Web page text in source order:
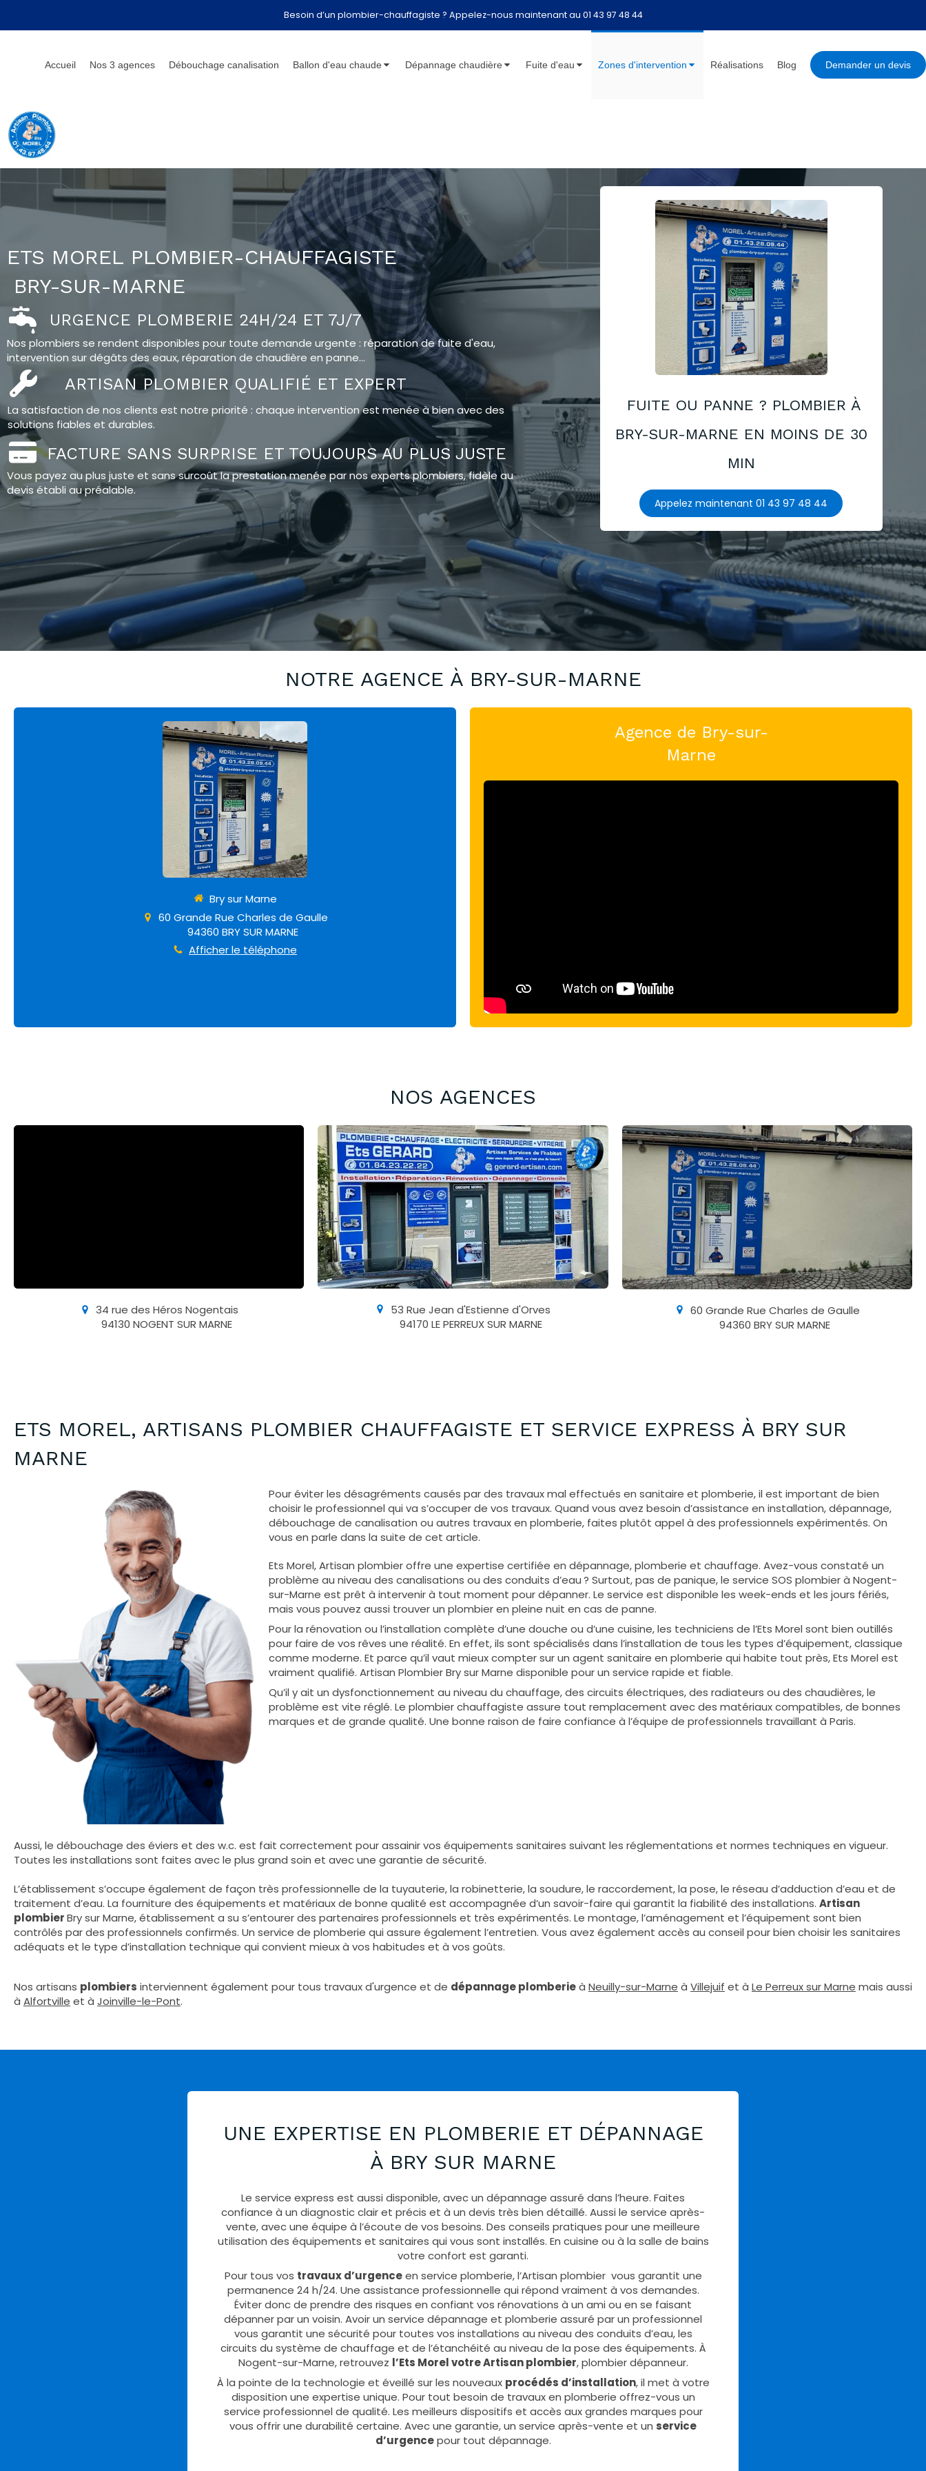
Besoin d’un plombier-chauffagiste ? Appelez-nous maintenant au 01 43 97 48 44
Accueil Nos 3 agences Débouchage canalisation Ballon d'eau chaude Dépannage chaudière Fuite d'eau Zones d'intervention Réalisations Blog Demander un devis
FUITE OU PANNE ? PLOMBIER À
BRY-SUR-MARNE EN MOINS DE 30
MIN
Appelez maintenant 01 43 97 48 44
ETS MOREL PLOMBIER-CHAUFFAGISTE
BRY-SUR-MARNE
URGENCE PLOMBERIE 24H/24 ET 7J/7
Nos plombiers se rendent disponibles pour toute demande urgente : réparation de fuite d'eau,
intervention sur dégâts des eaux, réparation de chaudière en panne...
ARTISAN PLOMBIER QUALIFIÉ ET EXPERT
La satisfaction de nos clients est notre priorité : chaque intervention est menée à bien avec des
solutions fiables et durables.
FACTURE SANS SURPRISE ET TOUJOURS AU PLUS JUSTE
Vous payez au plus juste et sans surcoût la prestation menée par nos experts plombiers, fidèle au
devis établi au préalable.
NOTRE AGENCE À BRY-SUR-MARNE
Bry sur Marne
60 Grande Rue Charles de Gaulle
94360 BRY SUR MARNE
Afficher le téléphone
Agence de Bry-sur-
Marne
NOS AGENCES
34 rue des Héros Nogentais
94130 NOGENT SUR MARNE
53 Rue Jean d'Estienne d'Orves
94170 LE PERREUX SUR MARNE
60 Grande Rue Charles de Gaulle
94360 BRY SUR MARNE
ETS MOREL, ARTISANS PLOMBIER CHAUFFAGISTE ET SERVICE EXPRESS À BRY SUR
MARNE
Pour éviter les désagréments causés par des travaux mal effectués en sanitaire et plomberie, il est important de bien
choisir le professionnel qui va s’occuper de vos travaux. Quand vous avez besoin d’assistance en installation, dépannage,
débouchage de canalisation ou autres travaux en plomberie, faites plutôt appel à des professionnels expérimentés. On
vous en parle dans la suite de cet article.
Ets Morel, Artisan plombier offre une expertise certifiée en dépannage, plomberie et chauffage. Avez-vous constaté un
problème au niveau des canalisations ou des conduits d’eau ? Surtout, pas de panique, le service SOS plombier à Nogent-
sur-Marne est prêt à intervenir à tout moment pour dépanner. Le service est disponible les week-ends et les jours fériés,
mais vous pouvez aussi trouver un plombier en pleine nuit en cas de panne.
Pour la rénovation ou l’installation complète d’une douche ou d’une cuisine, les techniciens de l’Ets Morel sont bien outillés
pour faire de vos rêves une réalité. En effet, ils sont spécialisés dans l’installation de tous les types d’équipement, classique
comme moderne. Et parce qu’il vaut mieux compter sur un agent sanitaire en plomberie qui habite tout près, Ets Morel est
vraiment qualifié. Artisan Plombier Bry sur Marne disponible pour un service rapide et fiable.
Qu’il y ait un dysfonctionnement au niveau du chauffage, des circuits électriques, des radiateurs ou des chaudières, le
problème est vite réglé. Le plombier chauffagiste assure tout remplacement avec des matériaux compatibles, de bonnes
marques et de grande qualité. Une bonne raison de faire confiance à l’équipe de professionnels travaillant à Paris.
Aussi, le débouchage des éviers et des w.c. est fait correctement pour assainir vos équipements sanitaires suivant les réglementations et normes techniques en vigueur.
Toutes les installations sont faites avec le plus grand soin et avec une garantie de sécurité.
L’établissement s’occupe également de façon très professionnelle de la tuyauterie, la robinetterie, la soudure, le raccordement, la pose, le réseau d’adduction d’eau et de
traitement d’eau. La fourniture des équipements et matériaux de bonne qualité est accompagnée d’un savoir-faire qui garantit la fiabilité des installations. Artisan
plombierBry sur Marne, établissement a su s’entourer des partenaires professionnels et très expérimentés. Le montage, l’aménagement et l’équipement sont bien
contrôlés par des professionnels confirmés. Un service de plomberie qui assure également l’entretien. Vous avez également accès au conseil pour bien choisir les sanitaires
adéquats et le type d’installation technique qui convient mieux à vos habitudes et à vos goûts.
Nos artisans plombiers interviennent également pour tous travaux d'urgence et de dépannage plomberieà Neuilly-sur-Marne à Villejuif et à Le Perreux sur Marne mais aussi
à Alfortville et à Joinville-le-Pont.
UNE EXPERTISE EN PLOMBERIE ET DÉPANNAGE
À BRY SUR MARNE
Le service express est aussi disponible, avec un dépannage assuré dans l’heure. Faites
confiance à un diagnostic clair et précis et à un devis très bien détaillé. Aussi le service après-
vente, avec une équipe à l’écoute de vos besoins. Des conseils pratiques pour une meilleure
utilisation des équipements et sanitaires qui vous sont installés. En cuisine ou à la salle de bains
votre confort est garanti.
Pour tous vos travaux d’urgenceen service plomberie, l’Artisan plombier vous garantit une
permanence 24 h/24. Une assistance professionnelle qui répond vraiment à vos demandes.
Éviter donc de prendre des risques en confiant vos rénovations à un ami ou en se faisant
dépanner par un voisin. Avoir un service dépannage et plomberie assuré par un professionnel
vous garantit une sécurité pour toutes vos installations au niveau des conduits d’eau, les
circuits du système de chauffage et de l’étanchéité au niveau de la pose des équipements. À
Nogent-sur-Marne, retrouvez l’Ets Morel votre Artisan plombier, plombier dépanneur.
À la pointe de la technologie et éveillé sur les nouveaux procédés d’installation, il met à votre
disposition une expertise unique. Pour tout besoin de travaux en plomberie offrez-vous un
service professionnel de qualité. Les meilleurs dispositifs et accès aux grandes marques pour
vous offrir une durabilité certaine. Avec une garantie, un service après-vente et un service
d’urgencepour tout dépannage.